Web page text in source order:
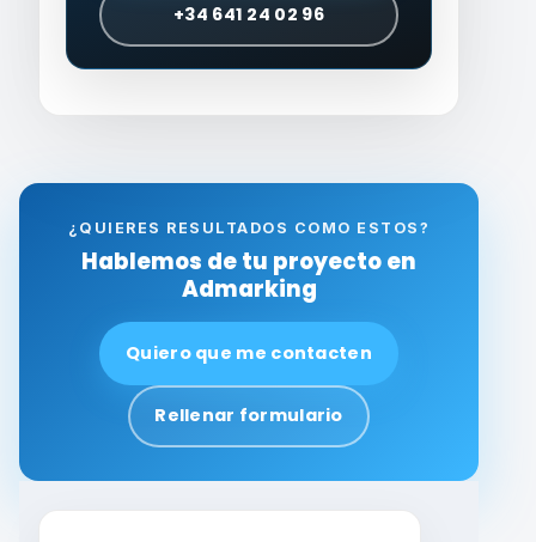
+34 641 24 02 96
¿QUIERES RESULTADOS COMO ESTOS?
Hablemos de tu proyecto en
Admarking
Quiero que me contacten
Rellenar formulario